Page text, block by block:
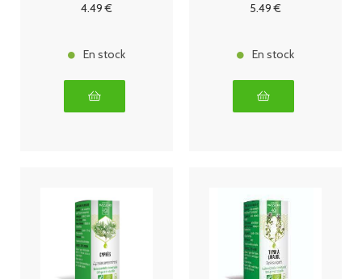
4.49 €
En stock
5.49 €
En stock